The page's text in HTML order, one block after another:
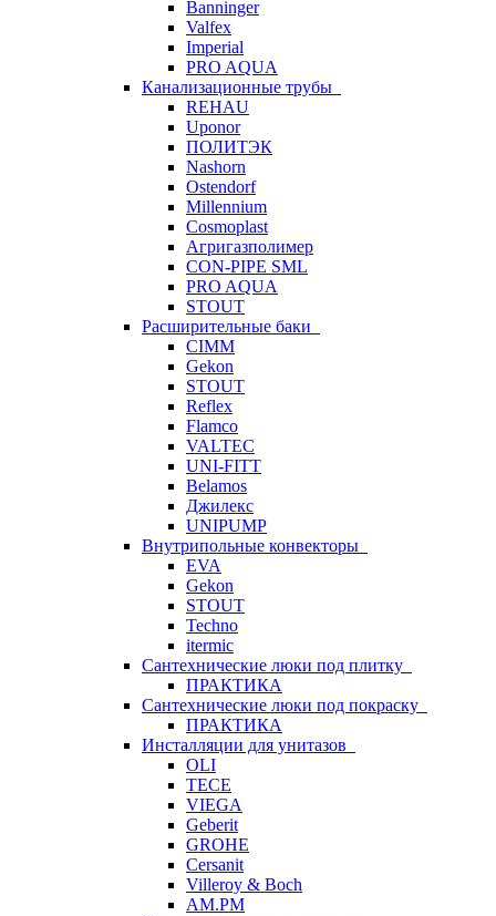
Banninger
Valfex
Imperial
PRO AQUA
Канализационные трубы
REHAU
Uponor
ПОЛИТЭК
Nashorn
Ostendorf
Millennium
Cosmoplast
Агригазполимер
CON-PIPE SML
PRO AQUA
STOUT
Расширительные баки
CIMM
Gekon
STOUT
Reflex
Flamco
VALTEC
UNI-FITT
Belamos
Джилекс
UNIPUMP
Внутрипольные конвекторы
EVA
Gekon
STOUT
Techno
itermic
Сантехнические люки под плитку
ПРАКТИКА
Сантехнические люки под покраску
ПРАКТИКА
Инсталляции для унитазов
OLI
TECE
VIEGA
Geberit
GROHE
Cersanit
Villeroy & Boch
AM.PM